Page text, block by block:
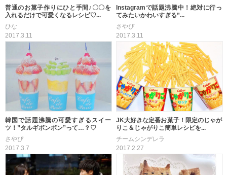
普通のお菓子作りにひと手間♪〇〇を
入れるだけで可愛くなるレシピ♡...
ひな
2017.3.11
Instagramで話題沸騰中！絶対に行っ
てみたいかわいすぎる”...
さやぴ
2017.3.11
韓国で話題沸騰の可愛すぎるスイー
ツ！”タルギボンボン”って…？♡
さやぴ
2017.3.7
JK大好きな定番お菓子！限定のじゃが
りこ＆じゃがりこ簡単レシピを...
チームシンデレラ
2017.2.27